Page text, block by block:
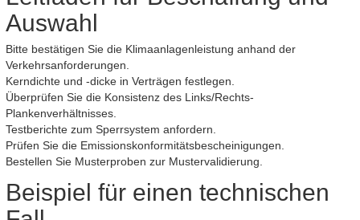
Auswahl
Bitte bestätigen Sie die Klimaanlagenleistung anhand der
Verkehrsanforderungen.
Kerndichte und -dicke in Verträgen festlegen.
Überprüfen Sie die Konsistenz des Links/Rechts-
Plankenverhältnisses.
Testberichte zum Sperrsystem anfordern.
Prüfen Sie die Emissionskonformitätsbescheinigungen.
Bestellen Sie Musterproben zur Mustervalidierung.
Beispiel für einen technischen